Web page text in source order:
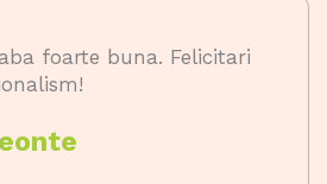
foarte buna. Felicitari